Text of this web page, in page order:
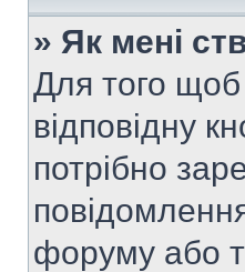
» Як мені
Для того щоб
відповідну
потрібно
форуму або